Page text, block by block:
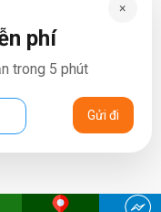
×
phí
trong 5 phút